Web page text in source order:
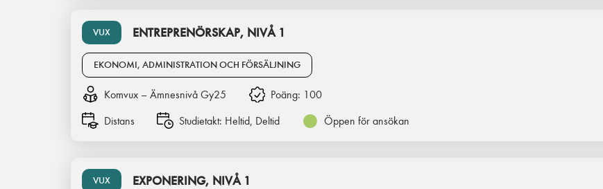
VUX ENTREPRENÖRSKAP, NIVÅ 1
EKONOMI, ADMINISTRATION OCH FÖRSÄLJNING
Komvux – Ämnesnivå Gy25 Poäng: 100
Distans
Studietakt: Heltid, Deltid Öppen för ansökan
VUX EXPONERING, NIVÅ 1